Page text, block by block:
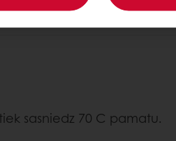
sasniedz 70 C pamatu.